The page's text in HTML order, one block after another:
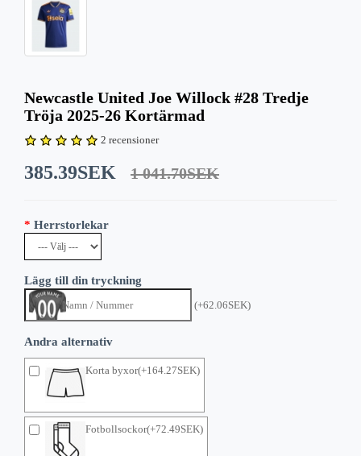
Newcastle United Joe Willock #28 Tredje
Tröja 2025-26 Kortärmad
2 recensioner
385.39SEK 1 041.70SEK
Herrstorlekar
Lägg till din tryckning
(+62.06SEK)
Andra alternativ
Korta byxor(+164.27SEK)
Fotbollsockor(+72.49SEK)